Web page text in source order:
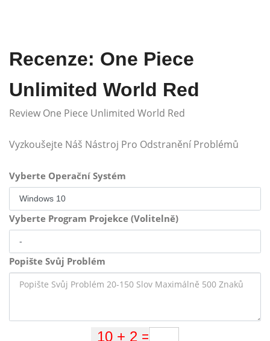
Recenze: One Piece
Unlimited World Red
Review One Piece Unlimited World Red
Vyzkoušejte Náš Nástroj Pro Odstranění Problémů
Vyberte Operační Systém
Vyberte Program Projekce (Volitelně)
Popište Svůj Problém